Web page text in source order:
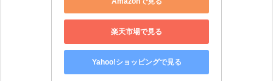
楽天市場で見る
Yahoo!ショッピングで見る